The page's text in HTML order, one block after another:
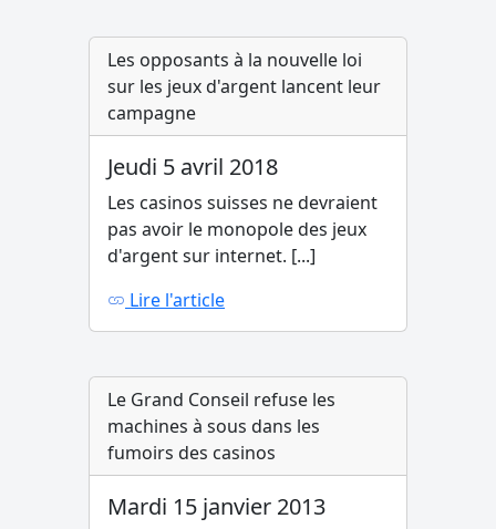
Les opposants à la nouvelle loi
sur les jeux d'argent lancent leur
campagne
Jeudi 5 avril 2018
Les casinos suisses ne devraient
pas avoir le monopole des jeux
d'argent sur internet. [...]
Lire l'article
Le Grand Conseil refuse les
machines à sous dans les
fumoirs des casinos
Mardi 15 janvier 2013